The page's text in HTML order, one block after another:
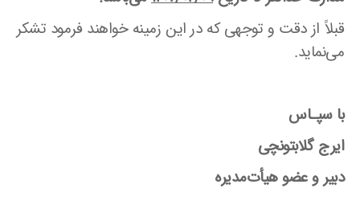
قبلاً از دقت و توجهی که در این زمینه خواهند فرمود تشکر
می‌نماید.
با سپـاس
ایرج گلابتونچی
دبیر و عضو هیأت‌مدیره